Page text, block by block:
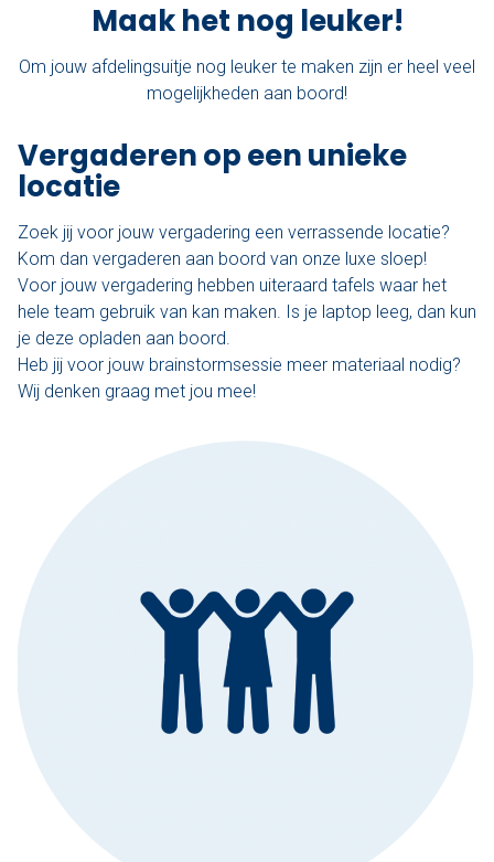
Maak het nog leuker!
Om jouw afdelingsuitje nog leuker te maken zijn er heel veel
mogelijkheden aan boord!
Vergaderen op een unieke
locatie
Zoek jij voor jouw vergadering een verrassende locatie?
Kom dan vergaderen aan boord van onze luxe sloep!
Voor jouw vergadering hebben uiteraard tafels waar het
hele team gebruik van kan maken. Is je laptop leeg, dan kun
je deze opladen aan boord.
Heb jij voor jouw brainstormsessie meer materiaal nodig?
Wij denken graag met jou mee!